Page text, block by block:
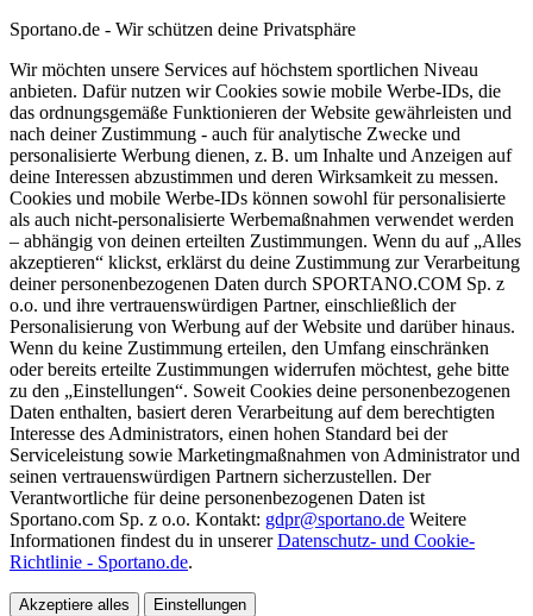
Sportano.de - Wir schützen deine Privatsphäre
Wir möchten unsere Services auf höchstem sportlichen Niveau
anbieten. Dafür nutzen wir Cookies sowie mobile Werbe-IDs, die
das ordnungsgemäße Funktionieren der Website gewährleisten und
nach deiner Zustimmung - auch für analytische Zwecke und
personalisierte Werbung dienen, z. B. um Inhalte und Anzeigen auf
deine Interessen abzustimmen und deren Wirksamkeit zu messen.
Cookies und mobile Werbe-IDs können sowohl für personalisierte
als auch nicht-personalisierte Werbemaßnahmen verwendet werden
– abhängig von deinen erteilten Zustimmungen. Wenn du auf „Alles
akzeptieren“ klickst, erklärst du deine Zustimmung zur Verarbeitung
deiner personenbezogenen Daten durch SPORTANO.COM Sp. z
o.o. und ihre vertrauenswürdigen Partner, einschließlich der
Personalisierung von Werbung auf der Website und darüber hinaus.
Wenn du keine Zustimmung erteilen, den Umfang einschränken
oder bereits erteilte Zustimmungen widerrufen möchtest, gehe bitte
zu den „Einstellungen“. Soweit Cookies deine personenbezogenen
Daten enthalten, basiert deren Verarbeitung auf dem berechtigten
Interesse des Administrators, einen hohen Standard bei der
Serviceleistung sowie Marketingmaßnahmen von Administrator und
seinen vertrauenswürdigen Partnern sicherzustellen. Der
Verantwortliche für deine personenbezogenen Daten ist
Sportano.com Sp. z o.o. Kontakt: gdpr@sportano.de Weitere
Informationen findest du in unsererDatenschutz- und Cookie-
Richtlinie - Sportano.de.
Akzeptiere alles Einstellungen